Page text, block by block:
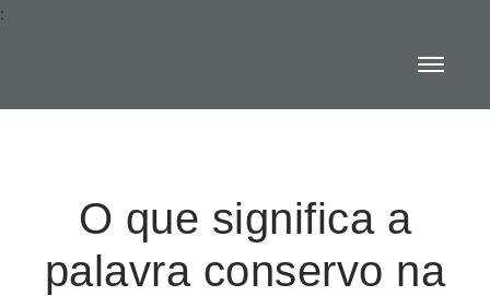
:
O que significa a
palavra conservo na